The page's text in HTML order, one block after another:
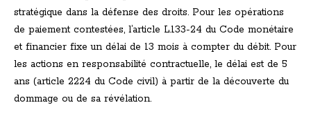
stratégique dans la défense des droits. Pour les opérations
de paiement contestées, l’article L.133-24 du Code monétaire
et financier fixe un délai de 13 mois à compter du débit. Pour
les actions en responsabilité contractuelle, le délai est de 5
ans (article 2224 du Code civil) à partir de la découverte du
dommage ou de sa révélation.